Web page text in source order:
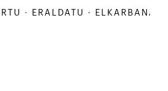
· ERALDATU · ELKARBANATU ·